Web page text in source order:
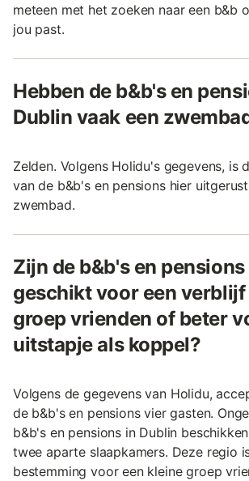
meteen met het zoeken naar een b&b
jou past.
Hebben de b&b's en
Dublin vaak een
Zelden. Volgens Holidu's gegevens, is
van de b&b's en pensions hier
zwembad.
Zijn de b&b's en
geschikt voor een verblijf
groep vrienden of beter
uitstapje als koppel?
Volgens de gegevens van Holidu,
de b&b's en pensions vier gasten.
b&b's en pensions in Dublin
twee aparte slaapkamers. Deze regio
bestemming voor een kleine groep